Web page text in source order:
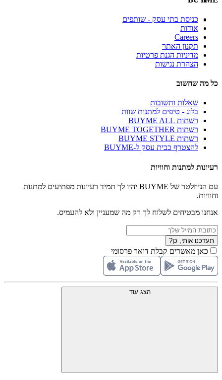
כניסת בתי עסק - שותפים
אודות
Careers
תקנון האתר
מדיניות הגנת פרטיות
הצהרת נגישות
כל מה שחשוב
שאלות ותשובות
בלוג - טיפים למתנות שוות
רשתות BUYME ALL
רשתות BUYME TOGETHER
רשתות BUYME STYLE
להצטרף כבית עסק ל-BUYME
רעיונות למתנות וחוויות
עם הניוזלטר של BUYME יהיו לך תמיד רעיונות מפתיעים למתנות
וחוויות.
אנחנו מבטיחים לשלוח לך רק מה שמעניין ולא להעמיס.
תעדכנו אותי, כן?
כאן מאשרים קבלת דואר פרסומי
הצג עוד